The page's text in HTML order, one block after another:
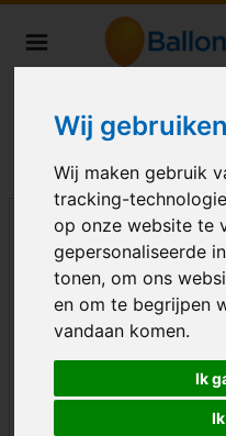
Wij
Wij maken gebruik
tracking-
op onze website te
gepersonaliseerde
tonen, om ons
en om te begrijpen
vandaan komen.
Ik
Nederland